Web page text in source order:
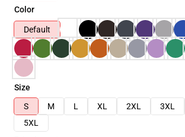
Color
Default
Size
S
M L XL 2XL 3XL
5XL